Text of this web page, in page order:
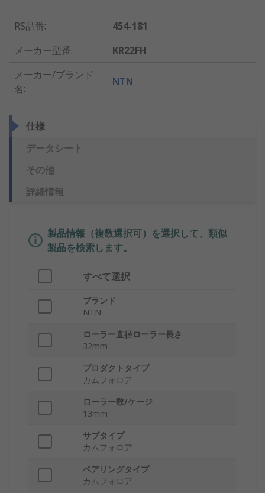
RS品番:
454-181
メーカー型番:
KR22FH
メーカー/ブランド
名:
NTN
仕様
データシート
その他
詳細情報
製品情報（複数選択可）を選択して、類似
製品を検索します。
すべて選択
ブランド
NTN
ローラー直径ローラー長さ
32mm
プロダクトタイプ
カムフォロア
ローラー数/ケージ
13mm
サブタイプ
カムフォロア
ベアリングタイプ
カムフォロア